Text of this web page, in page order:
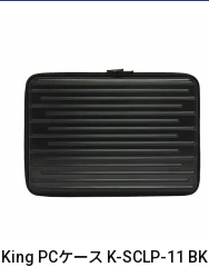
King PCケース K-SCLP-11 BK